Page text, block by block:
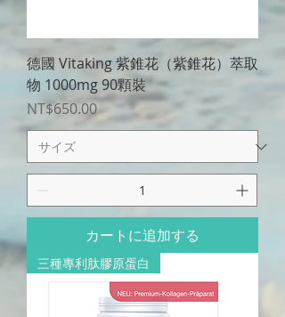
德國 Vitaking 紫錐花（紫錐花）萃取
物 1000mg 90顆裝
価格
NT$650.00
カートに追加する
三種專利肽膠原蛋白